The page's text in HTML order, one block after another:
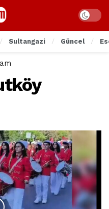
Sultangazi Güncel